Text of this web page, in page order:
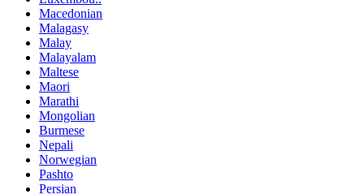
Macedonian
Malagasy
Malay
Malayalam
Maltese
Maori
Marathi
Mongolian
Burmese
Nepali
Norwegian
Pashto
Persian